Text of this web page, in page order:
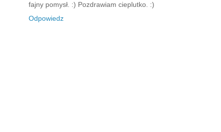
fajny pomysł. :) Pozdrawiam cieplutko. :)
Odpowiedz